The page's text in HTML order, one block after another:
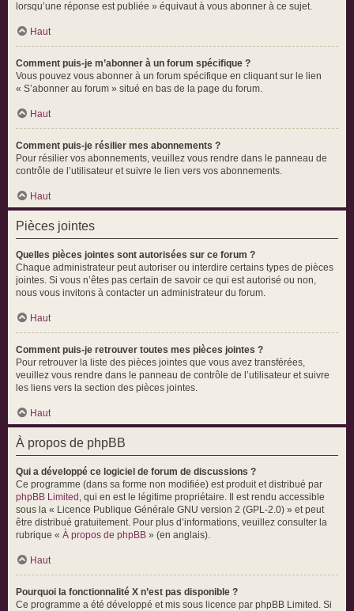
lorsqu’une réponse est publiée » équivaut à vous abonner à ce sujet.
Haut
Comment puis-je m’abonner à un forum spécifique ?
Vous pouvez vous abonner à un forum spécifique en cliquant sur le lien
« S’abonner au forum » situé en bas de la page du forum.
Haut
Comment puis-je résilier mes abonnements ?
Pour résilier vos abonnements, veuillez vous rendre dans le panneau de
contrôle de l’utilisateur et suivre le lien vers vos abonnements.
Haut
Pièces jointes
Quelles pièces jointes sont autorisées sur ce forum ?
Chaque administrateur peut autoriser ou interdire certains types de pièces
jointes. Si vous n’êtes pas certain de savoir ce qui est autorisé ou non,
nous vous invitons à contacter un administrateur du forum.
Haut
Comment puis-je retrouver toutes mes pièces jointes ?
Pour retrouver la liste des pièces jointes que vous avez transférées,
veuillez vous rendre dans le panneau de contrôle de l’utilisateur et suivre
les liens vers la section des pièces jointes.
Haut
À propos de phpBB
Qui a développé ce logiciel de forum de discussions ?
Ce programme (dans sa forme non modifiée) est produit et distribué par
phpBB Limited , qui en est le légitime propriétaire. Il est rendu accessible
sous la « Licence Publique Générale GNU version 2 (GPL-2.0) » et peut
être distribué gratuitement. Pour plus d’informations, veuillez consulter la
rubrique « À propos de phpBB » (en anglais).
Haut
Pourquoi la fonctionnalité X n’est pas disponible ?
Ce programme a été développé et mis sous licence par phpBB Limited. Si